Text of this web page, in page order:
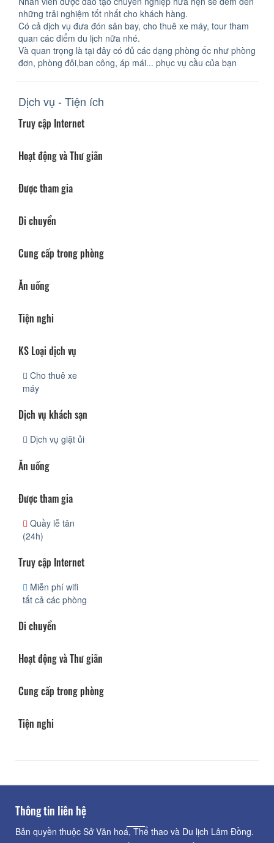
những trải nghiệm tốt nhất cho khách hàng.
Có cả dịch vụ đưa đón sân bay, cho thuê xe máy, tour tham
quan các điểm du lịch nữa nhé.
Và quan trọng là tại đây có đủ các dạng phòng ốc như phòng
đơn, phòng đôi,ban công, áp mái... phục vụ cầu của bạn
Dịch vụ - Tiện ích
Truy cập Internet
Hoạt động và Thư giãn
Được tham gia
Di chuyển
Cung cấp trong phòng
Ăn uống
Tiện nghi
KS Loại dịch vụ
Cho thuê xe
máy
Dịch vụ khách sạn
Dịch vụ giặt ủi
Ăn uống
Được tham gia
Quầy lễ tân
(24h)
Truy cập Internet
Miễn phí wifi
tất cả các phòng
Di chuyển
Hoạt động và Thư giãn
Cung cấp trong phòng
Tiện nghi
Thông tin liên hệ
Bản quyền thuộc Sở Văn hoá, Thể thao và Du lịch Lâm Đồng.